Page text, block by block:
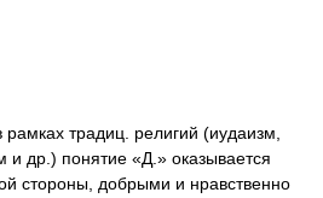
традиц. религий (иудаизм,
и др.) понятие «Д.» оказывается
стороны, добрыми и нравственно